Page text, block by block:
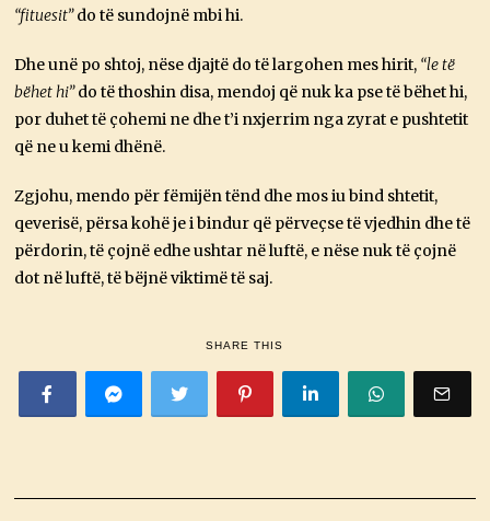
“fituesit”do të sundojnë mbi hi.
Dhe unë po shtoj, nëse djajtë do të largohen mes hirit, “le të
bëhet hi”do të thoshin disa, mendoj që nuk ka pse të bëhet hi,
por duhet të çohemi ne dhe t’i nxjerrim nga zyrat e pushtetit
që ne u kemi dhënë.
Zgjohu, mendo për fëmijën tënd dhe mos iu bind shtetit,
qeverisë, përsa kohë je i bindur që përveçse të vjedhin dhe të
përdorin, të çojnë edhe ushtar në luftë, e nëse nuk të çojnë
dot në luftë, të bëjnë viktimë të saj.
SHARE THIS